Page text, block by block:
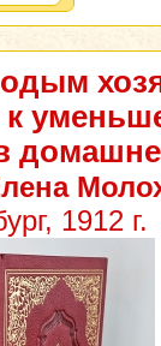
к
1912 г.